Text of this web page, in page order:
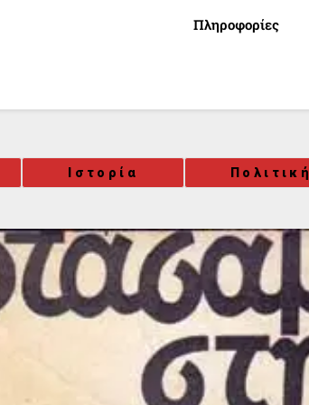
Πληροφορίες
Ιστορία Πολιτική